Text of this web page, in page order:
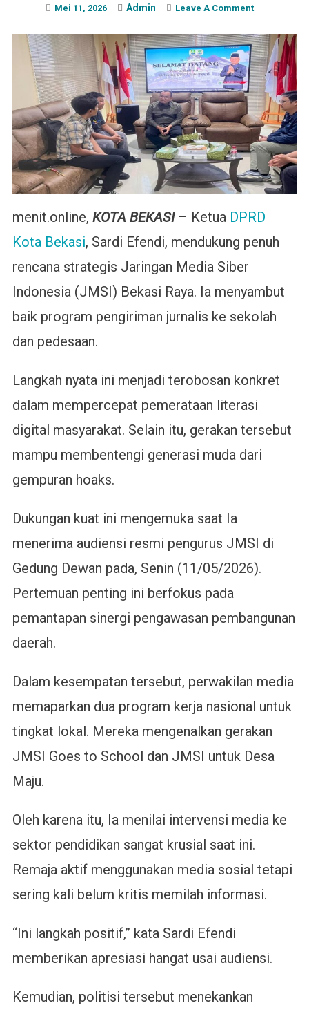
Mei 11, 2026 Admin Leave A CommentOn
DPRD
Kota
Bekasi
Dukung
Program
JMSI
menit.online, KOTA BEKASI – Ketua DPRD
Kota Bekasi, Sardi Efendi, mendukung penuh
rencana strategis Jaringan Media Siber
Indonesia (JMSI) Bekasi Raya. Ia menyambut
baik program pengiriman jurnalis ke sekolah
dan pedesaan.
Langkah nyata ini menjadi terobosan konkret
dalam mempercepat pemerataan literasi
digital masyarakat. Selain itu, gerakan tersebut
mampu membentengi generasi muda dari
gempuran hoaks.
Dukungan kuat ini mengemuka saat Ia
menerima audiensi resmi pengurus JMSI di
Gedung Dewan pada, Senin (11/05/2026).
Pertemuan penting ini berfokus pada
pemantapan sinergi pengawasan pembangunan
daerah.
Dalam kesempatan tersebut, perwakilan media
memaparkan dua program kerja nasional untuk
tingkat lokal. Mereka mengenalkan gerakan
JMSI Goes to School dan JMSI untuk Desa
Maju.
Oleh karena itu, Ia menilai intervensi media ke
sektor pendidikan sangat krusial saat ini.
Remaja aktif menggunakan media sosial tetapi
sering kali belum kritis memilah informasi.
“Ini langkah positif,” kata Sardi Efendi
memberikan apresiasi hangat usai audiensi.
Kemudian, politisi tersebut menekankan